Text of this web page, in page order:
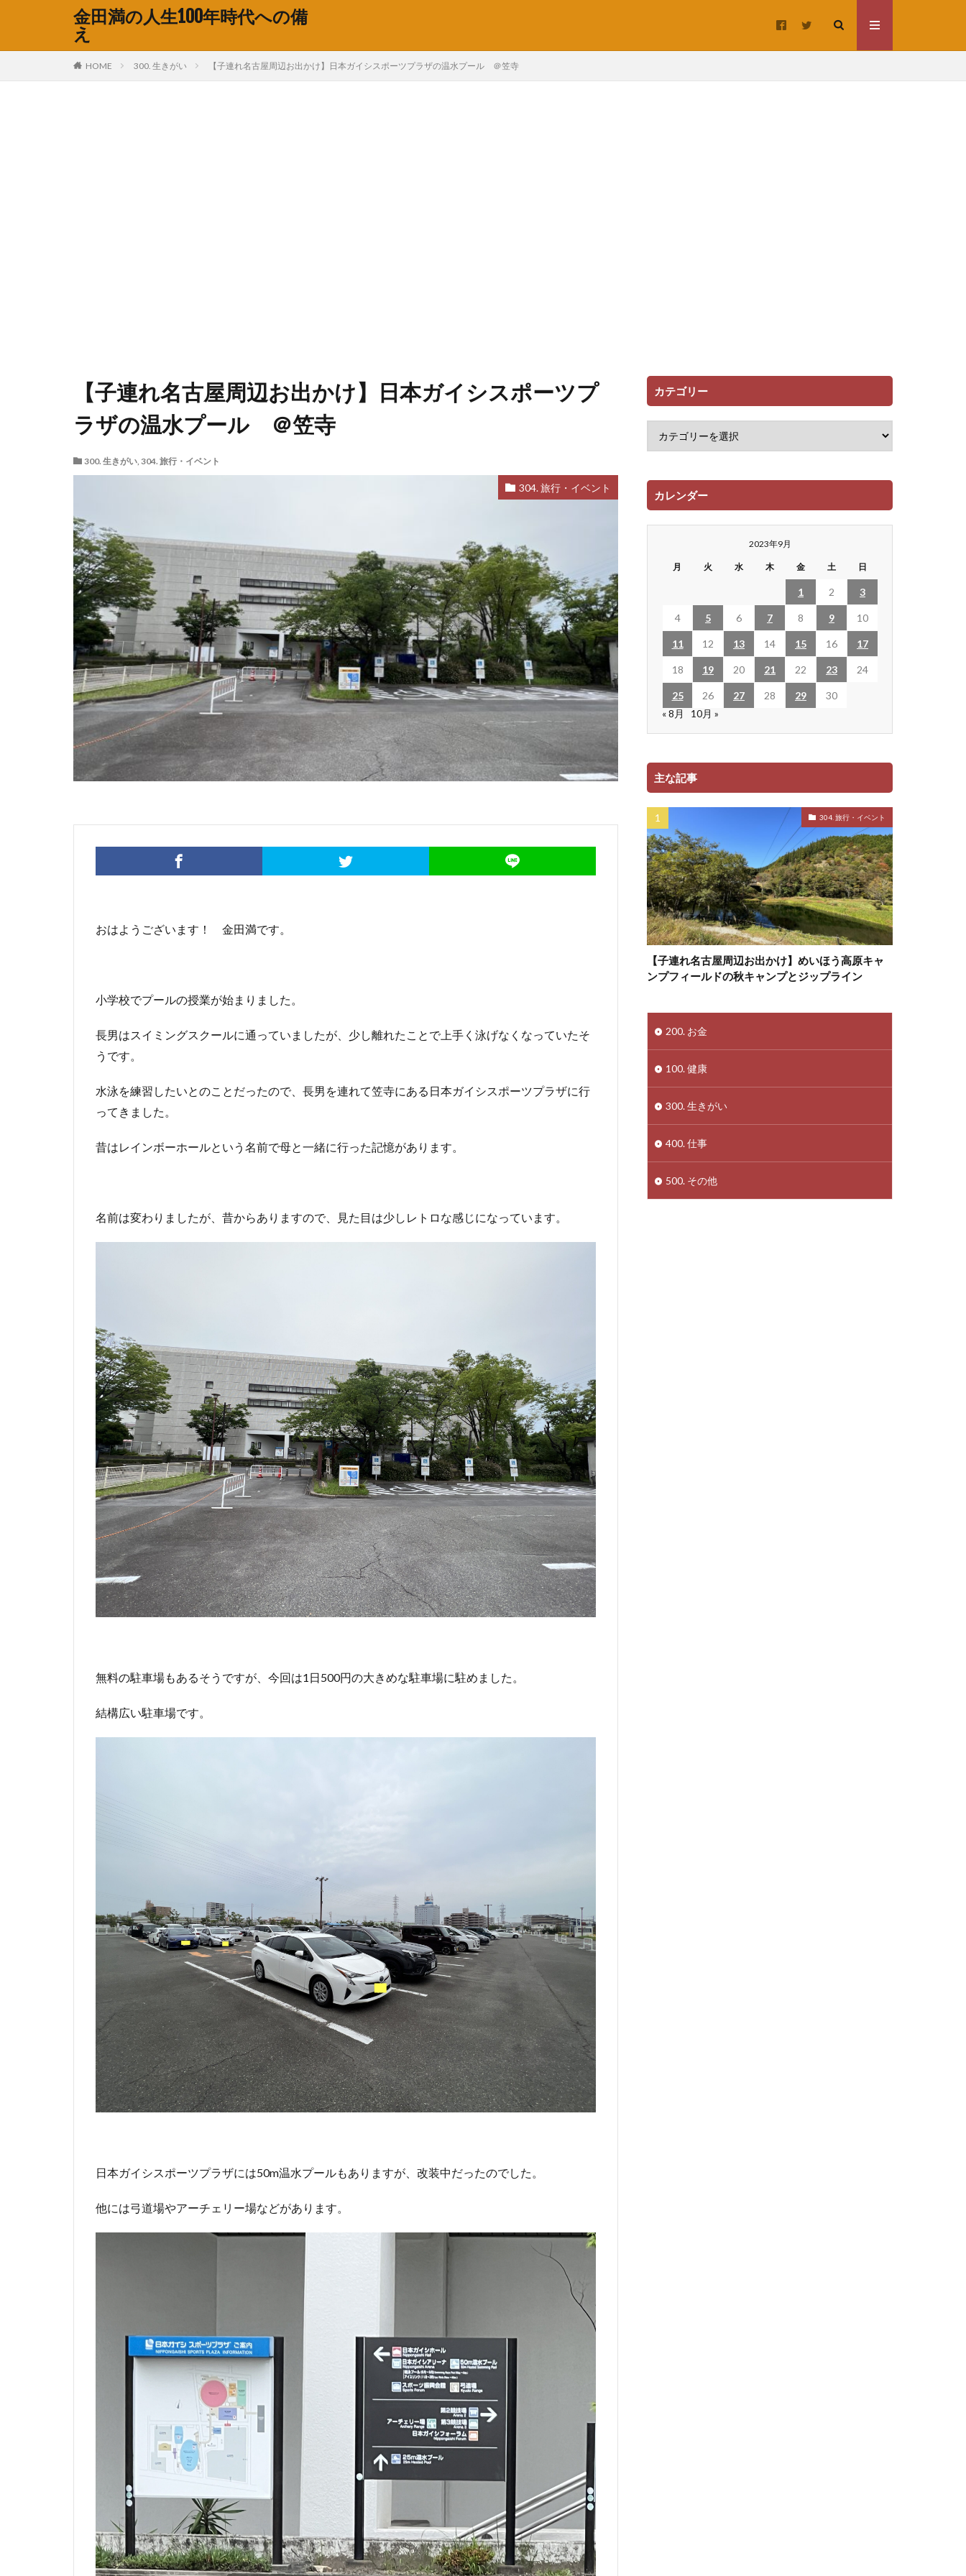
金田満の人生100年時代への備
え
HOME 300. 生きがい 【子連れ名古屋周辺お出かけ】日本ガイシスポーツプラザの温水プール ＠笠寺
【子連れ名古屋周辺お出かけ】日本ガイシスポーツプ
ラザの温水プール ＠笠寺
300. 生きがい, 304. 旅行・イベント
304. 旅行・イベント
おはようございます！ 金田満です。
小学校でプールの授業が始まりました。
長男はスイミングスクールに通っていましたが、少し離れたことで上手く泳げなくなっていたそ
うです。
水泳を練習したいとのことだったので、長男を連れて笠寺にある日本ガイシスポーツプラザに行
ってきました。
昔はレインボーホールという名前で母と一緒に行った記憶があります。
名前は変わりましたが、昔からありますので、見た目は少しレトロな感じになっています。
無料の駐車場もあるそうですが、今回は1日500円の大きめな駐車場に駐めました。
結構広い駐車場です。
日本ガイシスポーツプラザには50m温水プールもありますが、改装中だったのでした。
他には弓道場やアーチェリー場などがあります。
カテゴリー
カレンダー
2023年9月
月 火 水 木 金 土 日
1 2 3
4 5 6 7 8 9 10
11 12 13 14 15 16 17
18 19 20 21 22 23 24
25 26 27 28 29
30
« 8月
10月 »
主な記事
304. 旅行・イベント
【子連れ名古屋周辺お出かけ】めいほう高原キャ
ンプフィールドの秋キャンプとジップライン
200. お金
100. 健康
300. 生きがい
400. 仕事
500. その他